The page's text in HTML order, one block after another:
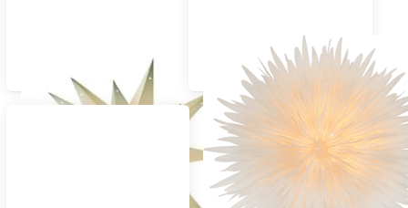
Stella Lightz
Papiersterne